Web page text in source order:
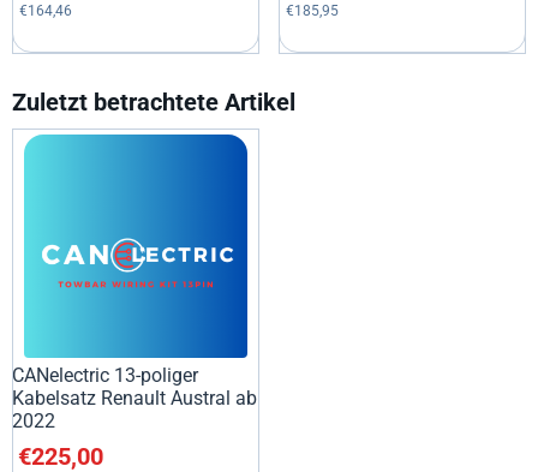
€164,46
€185,95
Zuletzt betrachtete Artikel
CANelectric 13-poliger
Kabelsatz Renault Austral ab
2022
€225,00